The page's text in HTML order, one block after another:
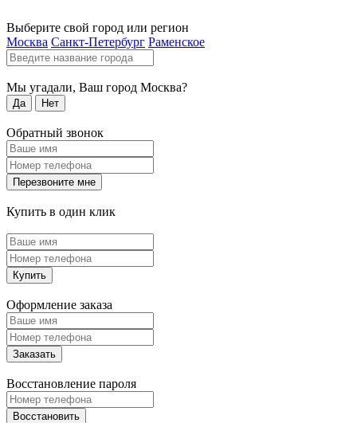
Выберите свой город или регион
Москва Санкт-Петербург Раменское
Мы угадали, Ваш город Москва?
Да Нет
Обратный звонок
Перезвоните мне
Купить в один клик
Купить
Оформление заказа
Заказать
Восстановление пароля
Восстановить